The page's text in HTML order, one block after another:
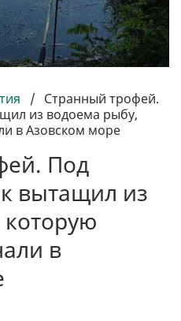
/ Странный трофей.
из водоема рыбу,
в Азовском море
Под
вытащил из
в